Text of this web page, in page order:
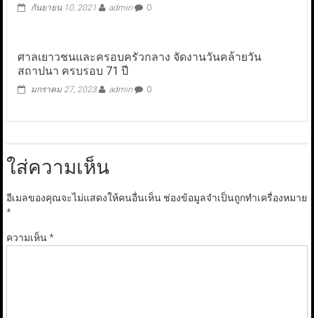
กันยายน 10, 2021 admin 0
ศาลเยาวชนและครอบครัวกลาง จัดงานวันคล้ายวัน
สถาปนา ครบรอบ 71 ปี
มกราคม 27, 2023 admin 0
ใส่ความเห็น
อีเมลของคุณจะไม่แสดงให้คนอื่นเห็น ช่องข้อมูลจำเป็นถูกทำเครื่องหมาย
*
ความเห็น*